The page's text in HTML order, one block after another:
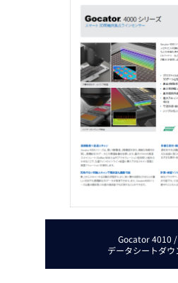
Gocator 4010
データシートダウ